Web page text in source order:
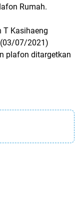
Rumah.
T Kasihaeng
07/2021)
plafon ditargetkan